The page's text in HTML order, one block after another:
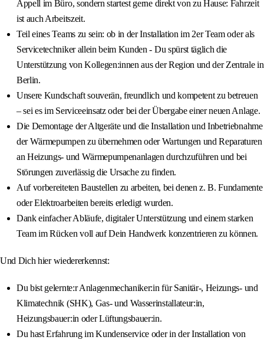
Appell im Büro, sondern startest gerne direkt von zu Hause: Fahrzeit
ist auch Arbeitszeit.
Teil eines Teams zu sein: ob in der Installation im 2er Team oder als
Servicetechniker allein beim Kunden - Du spürst täglich die
Unterstützung von Kollegen:innen aus der Region und der Zentrale in
Berlin.
Unsere Kundschaft souverän, freundlich und kompetent zu betreuen
– sei es im Serviceeinsatz oder bei der Übergabe einer neuen Anlage.
Die Demontage der Altgeräte und die Installation und Inbetriebnahme
der Wärmepumpen zu übernehmen oder Wartungen und Reparaturen
an Heizungs- und Wärmepumpenanlagen durchzuführen und bei
Störungen zuverlässig die Ursache zu finden.
Auf vorbereiteten Baustellen zu arbeiten, bei denen z. B. Fundamente
oder Elektroarbeiten bereits erledigt wurden.
Dank einfacher Abläufe, digitaler Unterstützung und einem starken
Team im Rücken voll auf Dein Handwerk konzentrieren zu können.
Und Dich hier wiedererkennst:
Du bist gelernte:r Anlagenmechaniker:in für Sanitär-, Heizungs- und
Klimatechnik (SHK), Gas- und Wasserinstallateur:in,
Heizungsbauer:in oder Lüftungsbauer:in.
Du hast Erfahrung im Kundenservice oder in der Installation von